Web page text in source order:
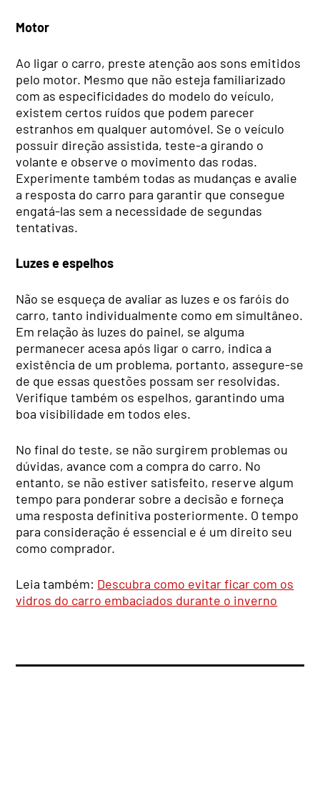
Motor
Ao ligar o carro, preste atenção aos sons emitidos
pelo motor. Mesmo que não esteja familiarizado
com as especificidades do modelo do veículo,
existem certos ruídos que podem parecer
estranhos em qualquer automóvel. Se o veículo
possuir direção assistida, teste-a girando o
volante e observe o movimento das rodas.
Experimente também todas as mudanças e avalie
a resposta do carro para garantir que consegue
engatá-las sem a necessidade de segundas
tentativas.
Luzes e espelhos
Não se esqueça de avaliar as luzes e os faróis do
carro, tanto individualmente como em simultâneo.
Em relação às luzes do painel, se alguma
permanecer acesa após ligar o carro, indica a
existência de um problema, portanto, assegure-se
de que essas questões possam ser resolvidas.
Verifique também os espelhos, garantindo uma
boa visibilidade em todos eles.
No final do teste, se não surgirem problemas ou
dúvidas, avance com a compra do carro. No
entanto, se não estiver satisfeito, reserve algum
tempo para ponderar sobre a decisão e forneça
uma resposta definitiva posteriormente. O tempo
para consideração é essencial e é um direito seu
como comprador.
Leia também: Descubra como evitar ficar com os
vidros do carro embaciados durante o inverno